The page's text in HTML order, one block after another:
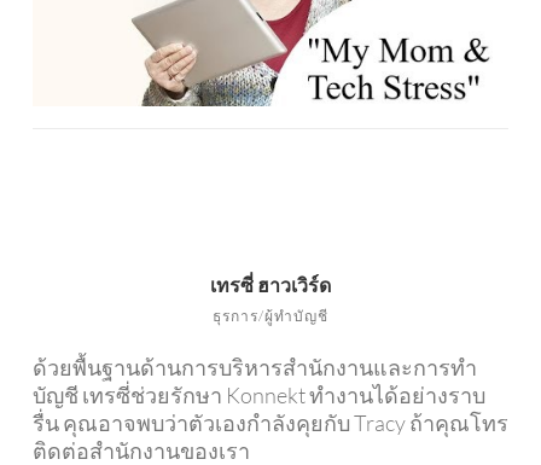
เทรซี่ ฮาวเวิร์ด
ธุรการ/ผู้ทำบัญชี
ด้วยพื้นฐานด้านการบริหารสำนักงานและการทำ
บัญชี เทรซี่ช่วยรักษา Konnekt ทำงานได้อย่างราบ
รื่น คุณอาจพบว่าตัวเองกำลังคุยกับ Tracy ถ้าคุณโทร
ติดต่อสำนักงานของเรา